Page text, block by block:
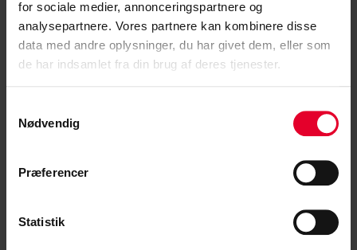
for sociale medier, annonceringspartnere og
analysepartnere. Vores partnere kan kombinere disse
data med andre oplysninger, du har givet dem, eller som
de har indsamlet fra din brug af deres tjenester.
Nødvendig
Præferencer
Statistik
faglig konsulent Arne Elvis Fuglsang været på...
Læs mere »